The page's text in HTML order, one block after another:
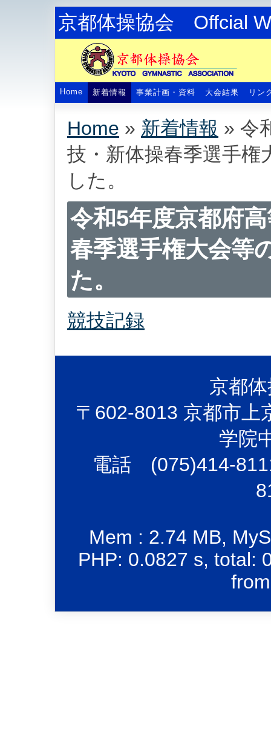
京都体操協会 Offcial
Home 新着情報 事業計画・資料 大会結果 リン
Home » 新着情報 » 令
技・新体操春季選手権
した。
令和5年度京都府
春季選手権大会等
た。
競技記録
京都
〒602-8013 京都市上
学院
電話 (075)414-
Mem : 2.74 MB,
PHP: 0.0827 s, total: